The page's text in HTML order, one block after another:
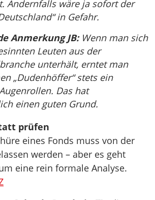
Andernfalls wäre ja sofort der
in Gefahr.
Anmerkung JB:Wenn man sich
Leuten aus der
unterhält, erntet man
„Dudenhöffer“ stets ein
Das hat
einen guten Grund.
prüfen
eines Fonds muss von der
werden – aber es geht
eine rein formale Analyse.